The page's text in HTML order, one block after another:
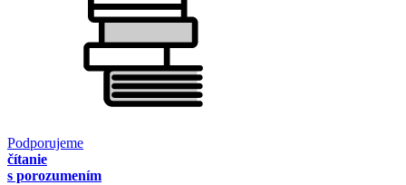
Podporujeme
čítanie
s porozumením